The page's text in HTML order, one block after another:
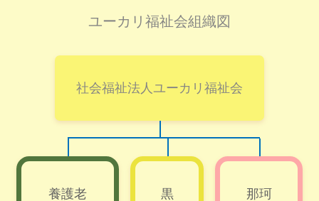
ユーカリ福祉会組織図
社会福祉法人ユーカリ福祉会
養護老 黒 那珂